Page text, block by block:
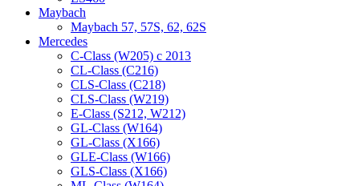
Maybach
Maybach 57, 57S, 62, 62S
Mercedes
C-Class (W205) с 2013
CL-Class (C216)
CLS-Class (C218)
CLS-Class (W219)
E-Class (S212, W212)
GL-Class (W164)
GL-Class (X166)
GLE-Class (W166)
GLS-Class (X166)